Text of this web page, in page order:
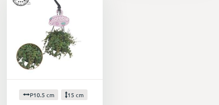
P10.5 cm 15 cm